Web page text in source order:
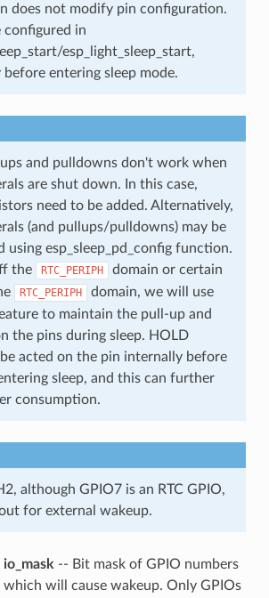
does not modify pin configuration.
configured in
esp_light_sleep_start,
before entering sleep mode.
and pulldowns don't work when
are shut down. In this case,
need to be added. Alternatively,
(and pullups/pulldowns) may be
using esp_sleep_pd_config function.
the
RTC_PERIPH
domain or certain
RTC_PERIPH
domain, we will use
to maintain the pull-up and
the pins during sleep. HOLD
acted on the pin internally before
sleep, and this can further
consumption.
although GPIO7 is an RTC GPIO,
for external wakeup.
io_mask -- Bit mask of GPIO numbers
which will cause wakeup. Only GPIOs